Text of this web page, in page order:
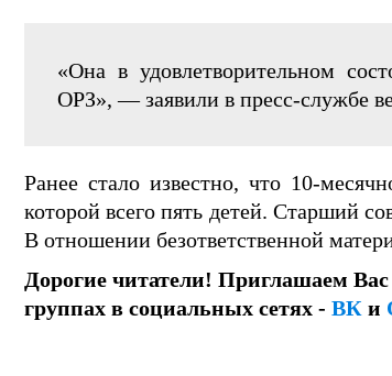
«Она в удовлетворительном
ОРЗ», — заявили в пресс-службе
Ранее стало известно, что 10-
которой всего пять детей. Старший
В отношении безответственной
Дорогие читатели! Приглашаем
группах в социальных сетях - ВК и